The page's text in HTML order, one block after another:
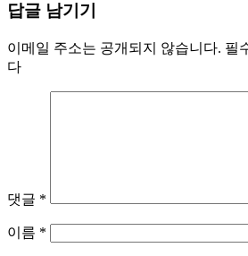
답글 남기기
이메일 주소는 공개되지 않습니다. 필
다
댓글 *
이름 *